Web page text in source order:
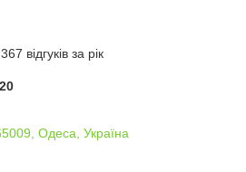
відгуків за рік
Одеса, Україна